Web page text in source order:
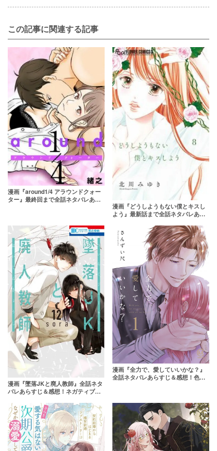
この記事に関連する記事
漫画『around1/4 アラウンドクォー
ター』最終回まで全話ネタバレあら
漫画『どうしようもない僕とキスし
よう』最新話まで全話ネタバレあら
様々な恋心が揺れ動く
漫画『墜落JKと廃人教師』全話ネタ
バレあらすじ＆感想！ネガティブ
漫画『全力で、愛していいかな？』
全話ネタバレあらすじ＆感想！色気